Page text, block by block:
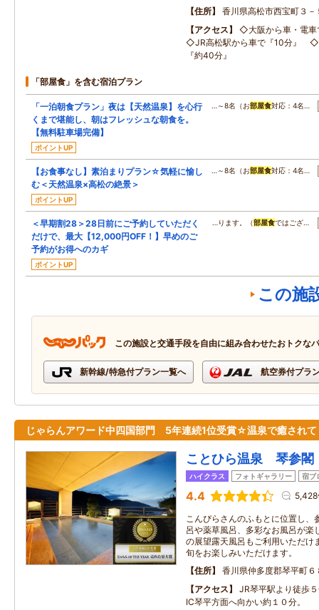
住所
香川県高松市西宝町３－
アクセス
◇大阪から車・電
◇JR高松駅から車で『10分』 ◇
『約40分』
「部屋食」を含む宿泊プラン
「一泊朝食プラン」夜は【天然温泉】を心行
くまで堪能し、朝はフレッシュな朝食を。
【無料駐車場完備】
ポイントUP
…～8名（お部屋食対応：4名…
【お食事なし】素泊まりプラン☆気軽に愉し
む＜天然温泉×高松の絶景＞
ポイントUP
…～8名（お部屋食対応：4名…
＜早期割28＞28日前にご予約していただく
だけで、最大【12,000円OFF！】早めのご
予約がお得へのカギ
ポイントUP
…ります。（部屋食ではござ…
この施
この施設と交通手段を自由に組み合わせたおトクな
新幹線/特急付プラン一覧へ 航空券付プラ
じゃらんアワード中四国部門 5年連続1位受賞☆温泉で癒されて
ことひら温泉 琴参閣
ハイクラス フォトギャラリー 宿ブ
4.4
こんぴらさんのふもとに位置し
呂や薬草風呂、多彩なお風呂が楽
の展望露天風呂もご利用いただけ
旬をお楽しみいただけます。
住所
香川県仲多度郡琴平町６
アクセス
JR琴平駅より徒歩
IC琴平方面へ向かい約１０分。